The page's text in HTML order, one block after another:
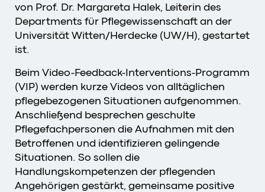
von Prof. Dr. Margareta Halek, Leiterin des
Departments für Pflegewissenschaft an der
Universität Witten/Herdecke (UW/H), gestartet
ist.
Beim Video-Feedback-Interventions-Programm
(VIP) werden kurze Videos von alltäglichen
pflegebezogenen Situationen aufgenommen.
Anschließend besprechen geschulte
Pflegefachpersonen die Aufnahmen mit den
Betroffenen und identifizieren gelingende
Situationen. So sollen die
Handlungskompetenzen der pflegenden
Angehörigen gestärkt, gemeinsame positive